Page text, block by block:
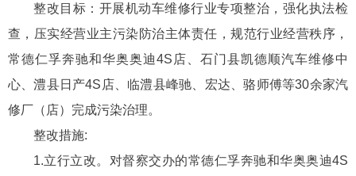
整改目标：开展机动车维修行业专项整治，强化执法检
查，压实经营业主污染防治主体责任，规范行业经营秩序，
常德仁孚奔驰和华奥奥迪4S店、石门县凯德顺汽车维修中
心、澧县日产4S店、临澧县峰驰、宏达、骆师傅等30余家汽
修厂（店）完成污染治理。
整改措施:
1.立行立改。对督察交办的常德仁孚奔驰和华奥奥迪4S